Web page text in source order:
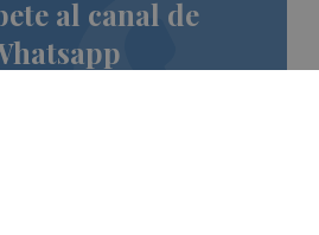
al canal de